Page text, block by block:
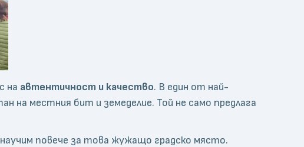
на автентичност и качество. В един от най-
на местния бит и земеделие. Той не само предлага
научим повече за това жужащо градско място.